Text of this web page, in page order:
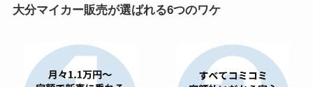
大分マイカー販売が選ばれる6つのワケ